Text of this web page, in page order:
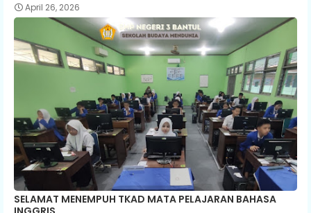
April 26, 2026
SELAMAT MENEMPUH TKAD MATA PELAJARAN BAHASA